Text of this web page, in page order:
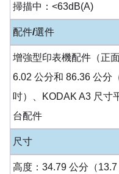
掃描中：<63dB(A)
配件/選件
增強型印表機配件（正
6.02 公分和 86.36 公分
吋）、KODAK A3 尺寸
台配件
尺寸
高度：34.79 公分（13.7